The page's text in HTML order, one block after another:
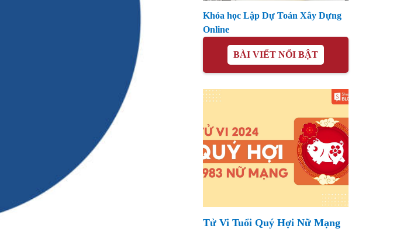
Khóa học Lập Dự Toán Xây Dựng
Online
BÀI VIẾT NỔI BẬT
Tử Vi Tuổi Quý Hợi Nữ Mạng